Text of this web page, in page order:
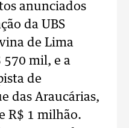
anunciados
da UBS
de Lima
570 mil, e a
de
das Araucárias,
R$ 1 milhão.